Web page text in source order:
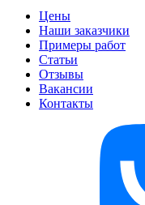
Цены
Наши заказчики
Примеры работ
Статьи
Отзывы
Вакансии
Контакты